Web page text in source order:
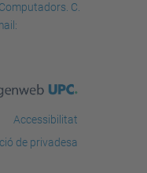
C.
Accessibilitat
de privadesa